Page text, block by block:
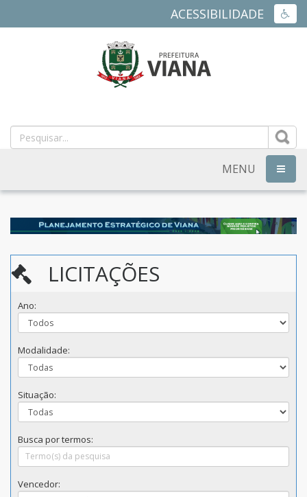
ACESSIBILIDADE
MUNICIPAL
DE
VIANA
ES
MENU
LICITAÇÕES
Ano:
Modalidade:
Situação:
Busca por termos:
Vencedor: